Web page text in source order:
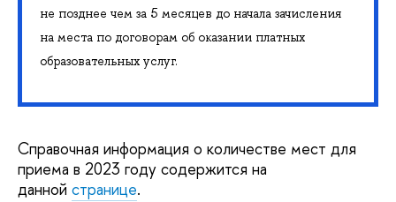
не позднее чем за 5 месяцев до начала зачисления
на места по договорам об оказании платных
образовательных услуг.
Справочная информация о количестве мест для
приема в 2023 году содержится на
данной странице.